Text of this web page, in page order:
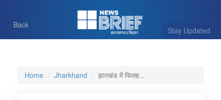
Stay Updated
Back
Home Jharkhand झारखंड में फिलह...